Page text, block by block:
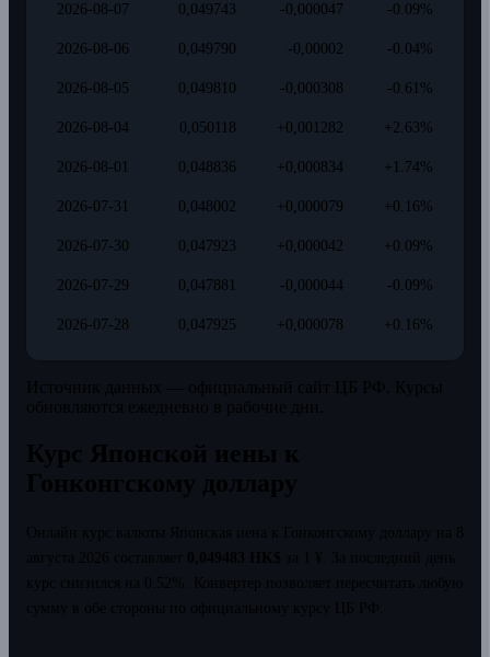
2026-08-07 0,049743 -0,000047 -0.09%
2026-08-06 0,049790 -0,00002 -0.04%
2026-08-05 0,049810 -0,000308 -0.61%
2026-08-04 0,050118 +0,001282 +2.63%
2026-08-01 0,048836 +0,000834 +1.74%
2026-07-31 0,048002 +0,000079 +0.16%
2026-07-30 0,047923 +0,000042 +0.09%
2026-07-29 0,047881 -0,000044 -0.09%
2026-07-28 0,047925 +0,000078 +0.16%